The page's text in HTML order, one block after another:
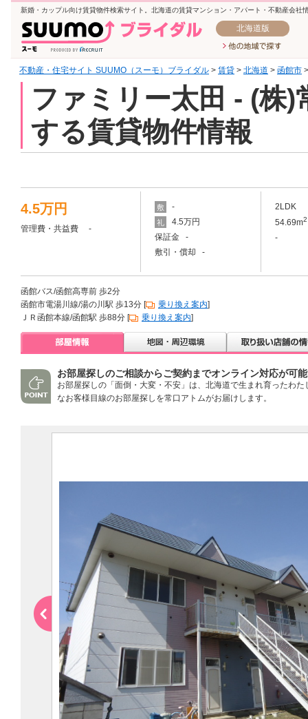
新婚・カップル向け賃貸物件検索サイト。北海道の賃貸マンション・アパート・不動産会社
北海道版
不動産・住宅サイト SUUMO（スーモ）ブライダル > 賃貸 > 北海道 > 函館市
ファミリー太田 - (株
する賃貸物件情報
4.5万円
管理費・共益費 -
敷 -
礼
4.5万円
保証金 -
敷引・償却 -
2LDK
54.69m2
-
函館バス/函館高専前 歩2分
函館市電湯川線/湯の川駅 歩13分 [
乗り換え案内]
ＪＲ函館本線/函館駅 歩88分 [
乗り換え案内]
お部屋探しのご相談からご契約までオンライン対応が可
お部屋探しの「面倒・大変・不安」は、北海道で生まれ育ったわ
なお客様目線のお部屋探しを常口アトムがお届けします。